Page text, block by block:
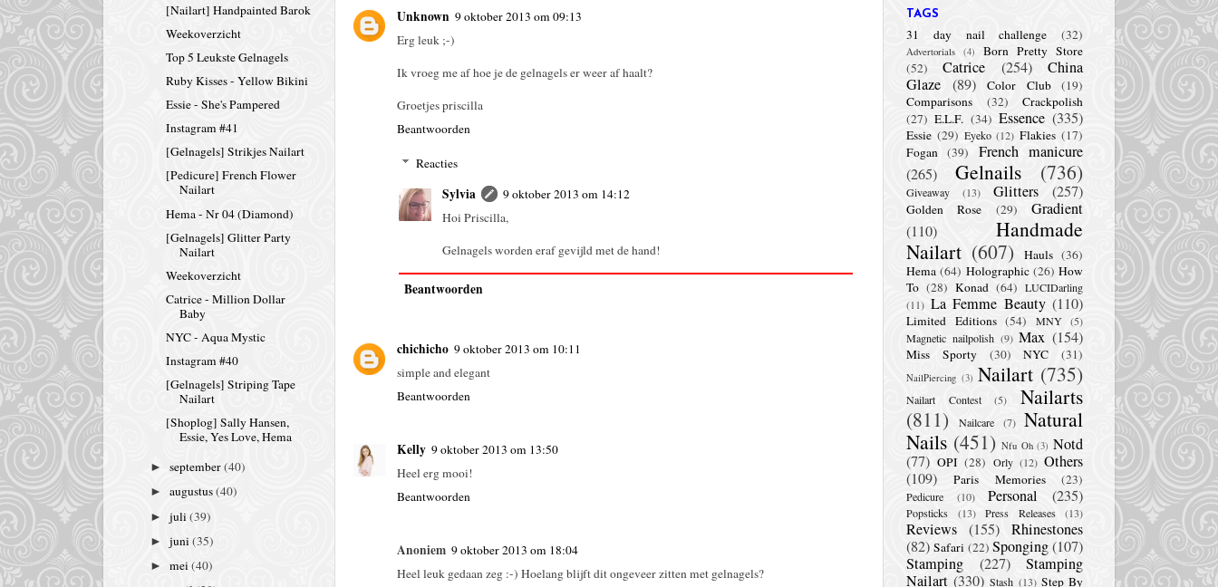
Unknown 9 oktober 2013 om 09:13
Erg leuk ;-)
Ik vroeg me af hoe je de gelnagels er weer af haalt?
Groetjes priscilla
Beantwoorden
Reacties
Sylvia
9 oktober 2013 om 14:12
Hoi Priscilla,
Gelnagels worden eraf gevijld met de hand!
Beantwoorden
chichicho 9 oktober 2013 om 10:11
simple and elegant
Beantwoorden
Kelly 9 oktober 2013 om 13:50
Heel erg mooi!
Beantwoorden
Anoniem 9 oktober 2013 om 18:04
Heel leuk gedaan zeg :-) Hoelang blijft dit ongeveer zitten met gelnagels?
[Nailart] Handpainted Barok
Weekoverzicht
Top 5 Leukste Gelnagels
Ruby Kisses - Yellow Bikini
Essie - She's Pampered
Instagram #41
[Gelnagels] Strikjes Nailart
[Pedicure] French Flower
Nailart
Hema - Nr 04 (Diamond)
[Gelnagels] Glitter Party
Nailart
Weekoverzicht
Catrice - Million Dollar
Baby
NYC - Aqua Mystic
Instagram #40
[Gelnagels] Striping Tape
Nailart
[Shoplog] Sally Hansen,
Essie, Yes Love, Hema
►september(40)
►augustus(40)
►juli(39)
►juni(35)
►mei(40)
TAGS
31 day nail challenge (32)
Advertorials (4)
Born Pretty Store
(52)
Catrice (254)
China
Glaze (89) Color Club
(19)
Comparisons
(32)
Crackpolish
(27) E.L.F. (34) Essence (335)
Essie (29) Eyeko (12) Flakies (17)
Fogan (39)
French manicure
(265)
Gelnails (736)
Giveaway (13) Glitters (257)
Golden Rose (29)
Gradient
(110)
Handmade
Nailart (607) Hauls (36)
Hema (64) Holographic (26) How
To (28) Konad (64) LUCIDarling
(11) La Femme Beauty (110)
Limited Editions (54) MNY (5)
Magnetic nailpolish (9) Max (154)
Miss Sporty (30) NYC (31)
NailPiercing (3) Nailart (735)
Nailart Contest (5)
Nailarts
(811)
Nailcare (7) Natural
Nails (451) Nfu Oh (3) Notd
(77) OPI (28) Orly (12) Others
(109)
Paris Memories (23)
Pedicure (10) Personal (235)
Popsticks (13) Press Releases (13)
Reviews (155) Rhinestones
(82) Safari (22) Sponging(107)
Stamping
(227)
Stamping
Nailart (330) Stash (13) Step By